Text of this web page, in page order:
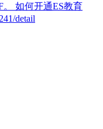
如何开通ES教育
detail​